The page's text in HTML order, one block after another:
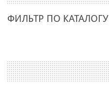
ФИЛЬТР ПО КАТАЛОГУ